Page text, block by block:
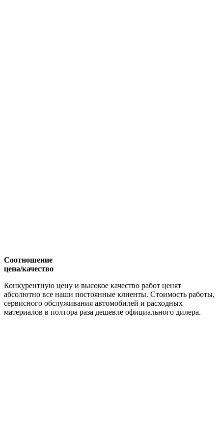
Соотношение
цена/качество
Конкурентную цену и высокое качество работ ценят
абсолютно все наши постоянные клиенты. Стоимость работы,
сервисного обслуживания автомобилей и расходных
материалов в полтора раза дешевле официального дилера.